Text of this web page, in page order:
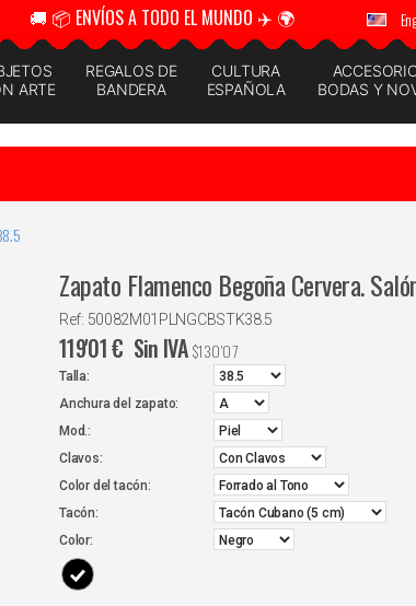
🚚 📦 ENVÍOS A TODO EL MUNDO ✈️ 🌍
ARTE
REGALOS DE
BANDERA
CULTURA
ESPAÑOLA
BODAS Y
Zapato Flamenco Begoña Cervera.
Ref: 50082M01PLNGCBSTK38.5
119'01€ Sin IVA $130'07
Talla:
Anchura del zapato:
Mod.:
Clavos:
Color del tacón:
Tacón:
Color: